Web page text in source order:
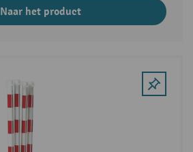
Naar het product